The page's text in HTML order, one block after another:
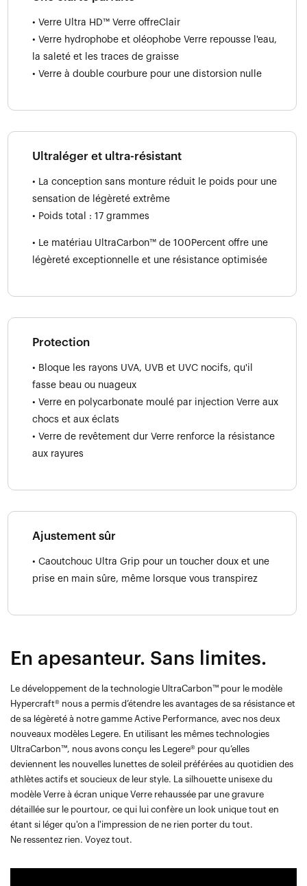
• Verre Ultra HD™ Verre offreClair
• Verre hydrophobe et oléophobe Verre repousse l'eau,
la saleté et les traces de graisse
• Verre à double courbure pour une distorsion nulle
Ultraléger et ultra-résistant
• La conception sans monture réduit le poids pour une
sensation de légèreté extrême
• Poids total : 17 grammes
• Le matériau UltraCarbon™ de 100Percent offre une
légèreté exceptionnelle et une résistance optimisée
Protection
• Bloque les rayons UVA, UVB et UVC nocifs, qu'il
fasse beau ou nuageux
• Verre en polycarbonate moulé par injection Verre aux
chocs et aux éclats
• Verre de revêtement dur Verre renforce la résistance
aux rayures
Ajustement sûr
• Caoutchouc Ultra Grip pour un toucher doux et une
prise en main sûre, même lorsque vous transpirez
En apesanteur. Sans limites.
Le développement de la technologie UltraCarbon™ pour le modèle
Hypercraft® nous a permis d’étendre les avantages de sa résistance et
de sa légèreté à notre gamme Active Performance, avec nos deux
nouveaux modèles Legere. En utilisant les mêmes technologies
UltraCarbon™, nous avons conçu les Legere® pour qu’elles
deviennent les nouvelles lunettes de soleil préférées au quotidien des
athlètes actifs et soucieux de leur style. La silhouette unisexe du
modèle Verre à écran unique Verre rehaussée par une gravure
détaillée sur le pourtour, ce qui lui confère un look unique tout en
étant si léger qu'on a l'impression de ne rien porter du tout.
Ne ressentez rien. Voyez tout.